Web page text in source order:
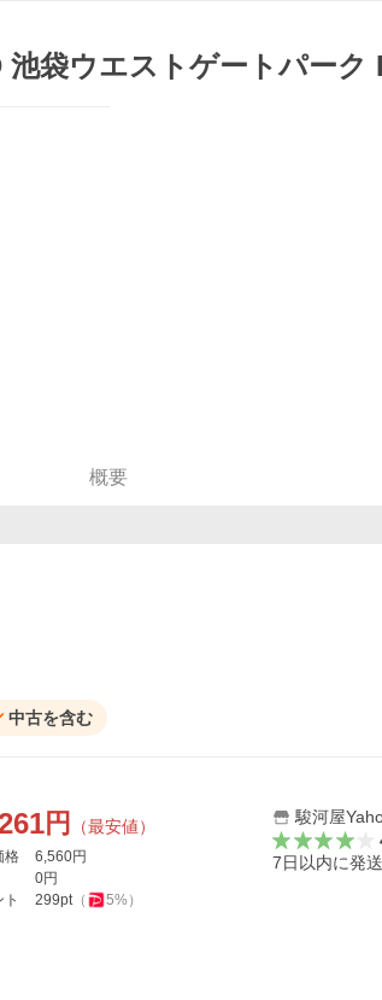
池袋ウエストゲートパーク
概要
中古を含む
円 （最安値）
格 6,560円
0円
299pt（ 5%）
駿河屋
7日以内に発